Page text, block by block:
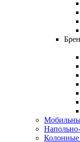
Колонные